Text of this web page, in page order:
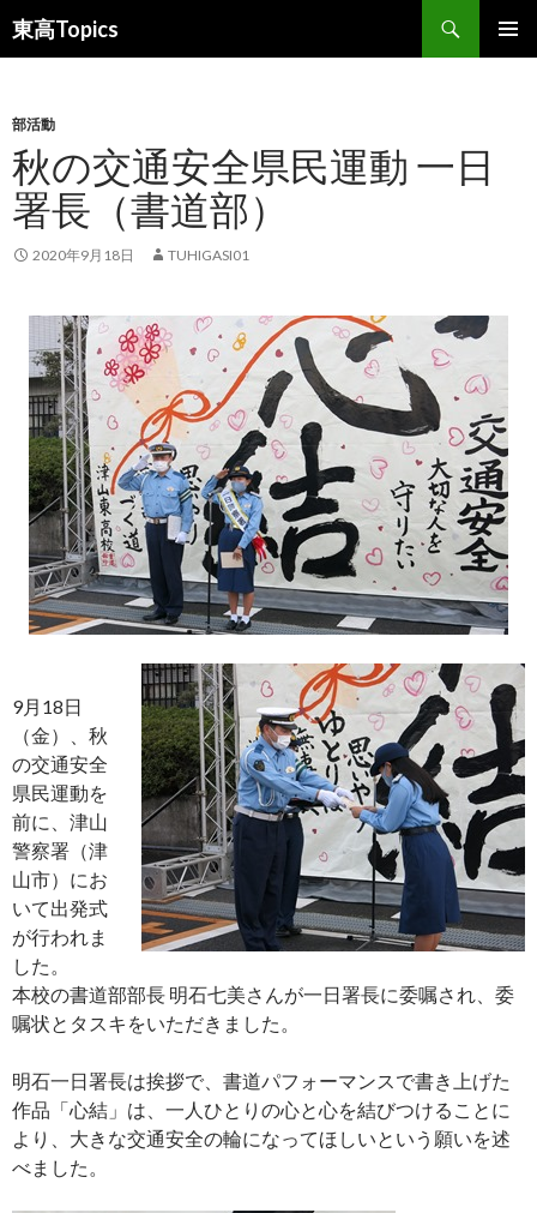
東高Topics
検
索
ン
ツ
へ
ス
キ
ッ
部活動
秋の交通安全県民運動 一日
署長（書道部）
2020年9月18日 TUHIGASI01
9月18日
（金）、秋
の交通安全
県民運動を
前に、津山
警察署（津
山市）にお
いて出発式
が行われま
した。
本校の書道部部長 明石七美さんが一日署長に委嘱され、委
嘱状とタスキをいただきました。
明石一日署長は挨拶で、書道パフォーマンスで書き上げた
作品「心結」は、一人ひとりの心と心を結びつけることに
より、大きな交通安全の輪になってほしいという願いを述
べました。